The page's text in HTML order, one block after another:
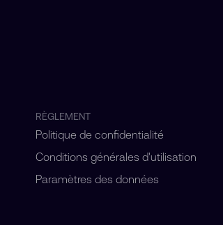
RÈGLEMENT
Politique de confidentialité
Conditions générales d'utilisation
Paramètres des données